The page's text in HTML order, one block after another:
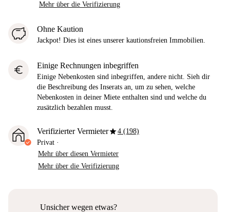
Mehr über die Verifizierung
Ohne Kaution
Jackpot! Dies ist eines unserer kautionsfreien Immobilien.
euro Einige Rechnungen inbegriffen
Einige Nebenkosten sind inbegriffen, andere nicht. Sieh dir
die Beschreibung des Inserats an, um zu sehen, welche
Nebenkosten in deiner Miete enthalten sind und welche du
zusätzlich bezahlen musst.
Verifizierter Vermieterstar4 (198)
Privat ·
Mehr über diesen Vermieter
Mehr über die Verifizierung
Unsicher wegen etwas?